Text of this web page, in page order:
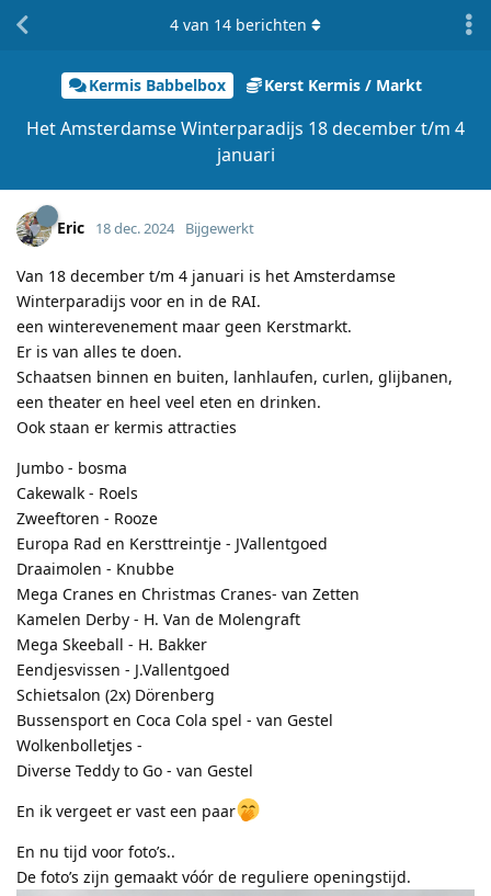
Kermis Babbelbox Kerst Kermis / Markt
Het Amsterdamse Winterparadijs 18 december t/m 4
januari
4 van 14 berichten
Eric 18 dec. 2024 Bijgewerkt
Van 18 december t/m 4 januari is het Amsterdamse
Winterparadijs voor en in de RAI.
een winterevenement maar geen Kerstmarkt.
Er is van alles te doen.
Schaatsen binnen en buiten, lanhlaufen, curlen, glijbanen,
een theater en heel veel eten en drinken.
Ook staan er kermis attracties
Jumbo - bosma
Cakewalk - Roels
Zweeftoren - Rooze
Europa Rad en Kersttreintje - JVallentgoed
Draaimolen - Knubbe
Mega Cranes en Christmas Cranes- van Zetten
Kamelen Derby - H. Van de Molengraft
Mega Skeeball - H. Bakker
Eendjesvissen - J.Vallentgoed
Schietsalon (2x) Dörenberg
Bussensport en Coca Cola spel - van Gestel
Wolkenbolletjes -
Diverse Teddy to Go - van Gestel
En ik vergeet er vast een paar
En nu tijd voor foto’s..
De foto’s zijn gemaakt vóór de reguliere openingstijd.